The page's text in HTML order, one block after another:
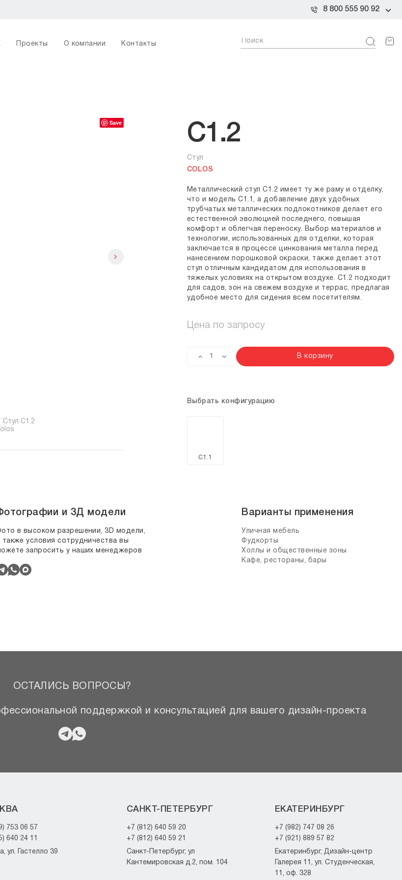
8 800 555 90 92
Проекты О компании Контакты
Save C1.2
Стул
COLOS
Металлический стул C1.2 имеет ту же раму и отделку,
что и модель C1.1, а добавление двух удобных
трубчатых металлических подлокотников делает его
естественной эволюцией последнего, повышая
комфорт и облегчая переноску. Выбор материалов и
технологии, использованных для отделки, которая
заключается в процессе цинкования металла перед
нанесением порошковой окраски, также делает этот
стул отличным кандидатом для использования в
тяжелых условиях на открытом воздухе. C1.2 подходит
для садов, зон на свежем воздухе и террас, предлагая
удобное место для сидения всем посетителям.
Цена по запросу
В корзину
Выбрать конфигурацию
C1.1
и 3Д модели
в высоком разрешении, 3D модели,
также условия сотрудничества вы
запросить у наших менеджеров
Варианты применения
Уличная мебель
Фудкорты
Холлы и общественные зоны
Кафе, рестораны, бары
ОСТАЛИСЬ ВОПРОСЫ?
поддержкой и консультацией для вашего дизайн-проекта
753 06 57
640 24 11
ул. Гастелло 39
САНКТ-ПЕТЕРБУРГ
+7 (812) 640 59 20
+7 (812) 640 59 21
Санкт-Петербург, ул
Кантемировская д.2, пом. 104
ЕКАТЕРИНБУРГ
+7 (982) 747 08 26
+7 (921) 889 57 82
Екатеринбург, Дизайн-центр
Галерея 11, ул. Студенческая,
11, оф. 328